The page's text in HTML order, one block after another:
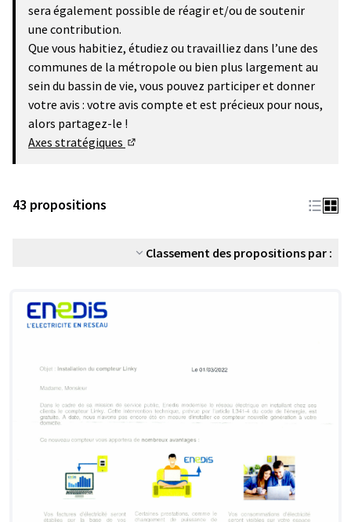
sera également possible de réagir et/ou de soutenir
une contribution.
Que vous habitiez, étudiez ou travailliez dans l’une des
communes de la métropole ou bien plus largement au
sein du bassin de vie, vous pouvez participer et donner
votre avis : votre avis compte et est précieux pour nous,
alors partagez-le !
Axes stratégiques
43 propositions
Classement des propositions par :